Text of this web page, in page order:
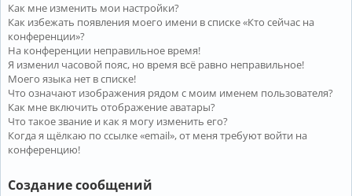
Как мне изменить мои настройки?
Как избежать появления моего имени в списке «Кто сейчас на
конференции»?
На конференции неправильное время!
Я изменил часовой пояс, но время всё равно неправильное!
Моего языка нет в списке!
Что означают изображения рядом с моим именем пользователя?
Как мне включить отображение аватары?
Что такое звание и как я могу изменить его?
Когда я щёлкаю по ссылке «email», от меня требуют войти на
конференцию!
Создание сообщений